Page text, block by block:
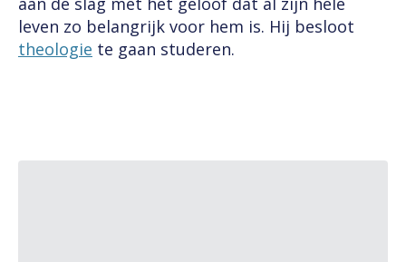
leven zo belangrijk voor hem is. Hij besloot
theologie te gaan studeren.